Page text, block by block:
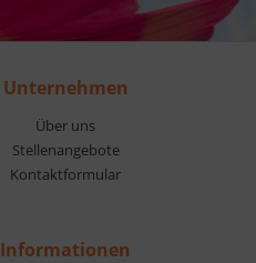
Unternehmen
Über uns
Stellenangebote
Kontaktformular
Informationen